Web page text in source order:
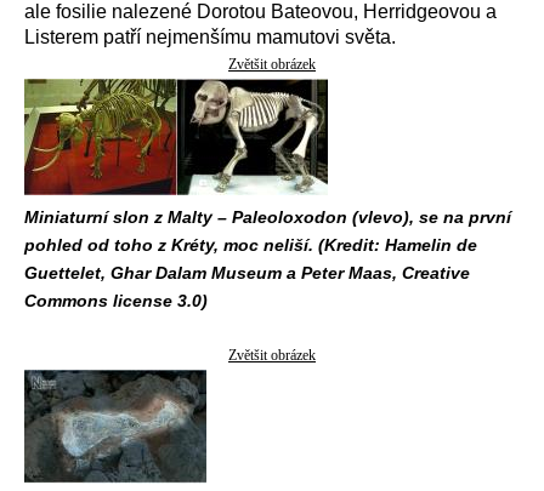
ale fosilie nalezené Dorotou Bateovou, Herridgeovou a
Listerem patří nejmenšímu mamutovi světa.
Zvětšit obrázek
Miniaturní slon z Malty – Paleoloxodon (vlevo), se na první
pohled od toho z Kréty, moc neliší. (Kredit: Hamelin de
Guettelet, Ghar Dalam Museum a Peter Maas, Creative
Commons license 3.0)
Zvětšit obrázek